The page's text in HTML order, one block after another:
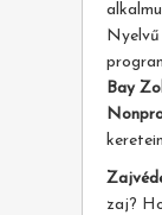
Bay
zaj?